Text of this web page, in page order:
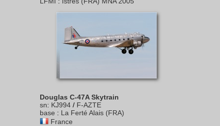
Douglas C-47A Skytrain
sn: KJ994 / F-AZTE
base : La Ferté Alais (FRA)
France